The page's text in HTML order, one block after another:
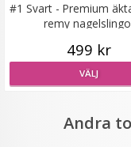
#1 Svart - Premium
remy
499 kr
VÄLJ
Andra